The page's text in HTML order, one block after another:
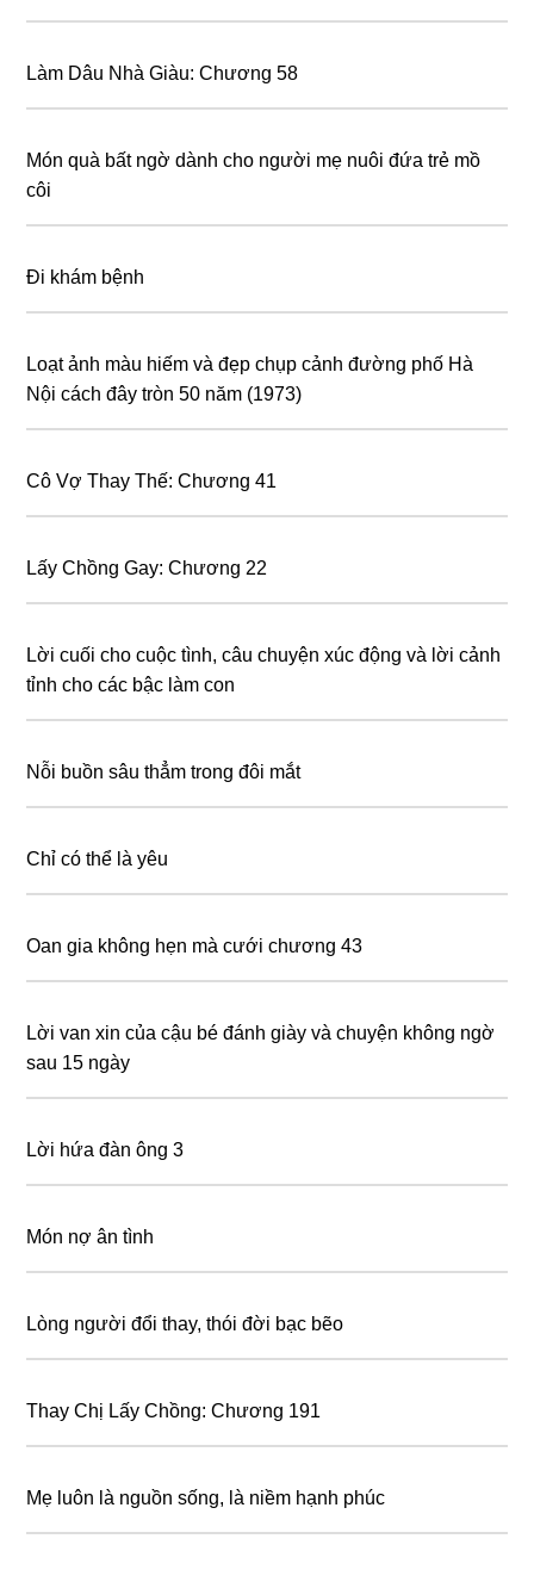
Làm Dâu Nhà Giàu: Chương 58
Món quà bất ngờ dành cho người mẹ nuôi đứa trẻ mồ
côi
Đi khám bệnh
Loạt ảnh màu hiếm và đẹp chụp cảnh đường phố Hà
Nội cách đây tròn 50 năm (1973)
Cô Vợ Thay Thế: Chương 41
Lấy Chồng Gay: Chương 22
Lời cuối cho cuộc tình, câu chuyện xúc động và lời cảnh
tỉnh cho các bậc làm con
Nỗi buồn sâu thẳm trong đôi mắt
Chỉ có thể là yêu
Oan gia không hẹn mà cưới chương 43
Lời van xin của cậu bé đánh giày và chuyện không ngờ
sau 15 ngày
Lời hứa đàn ông 3
Món nợ ân tình
Lòng người đổi thay, thói đời bạc bẽo
Thay Chị Lấy Chồng: Chương 191
Mẹ luôn là nguồn sống, là niềm hạnh phúc